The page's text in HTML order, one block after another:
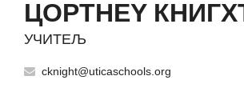
ЦОРТНЕY
УЧИТЕЉ
cknight@uticaschools.org